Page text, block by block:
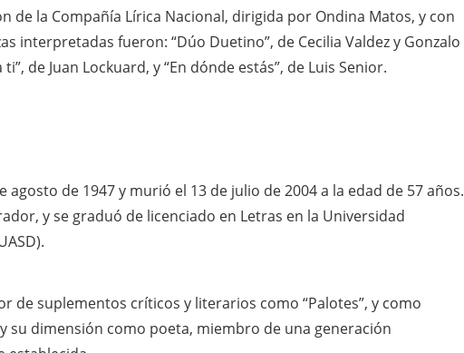
de la Compañía Lírica Nacional, dirigida por Ondina Matos, y con
interpretadas fueron: “Dúo Duetino”, de Cecilia Valdez y Gonzalo
de Juan Lockuard, y “En dónde estás”, de Luis Senior.
agosto de 1947 y murió el 13 de julio de 2004 a la edad de 57 años.
y se graduó de licenciado en Letras en la Universidad
de suplementos críticos y literarios como “Palotes”, y como
su dimensión como poeta, miembro de una generación